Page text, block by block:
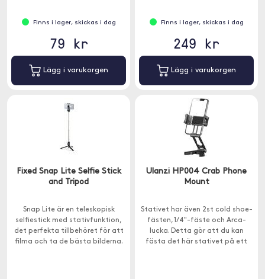
Finns i lager, skickas i dag
79 kr
Lägg i varukorgen
Finns i lager, skickas i dag
249 kr
Lägg i varukorgen
Fixed Snap Lite Selfie Stick
and Tripod
Snap Lite är en teleskopisk
selfiestick med stativfunktion,
det perfekta tillbehöret för att
filma och ta de bästa bilderna.
Ulanzi HP004 Crab Phone
Mount
Stativet har även 2st cold shoe-
fästen, 1/4"-fäste och Arca-
lucka. Detta gör att du kan
fästa det här stativet på ett